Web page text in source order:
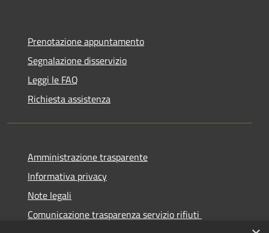
Prenotazione appuntamento
Segnalazione disservizio
Leggi le FAQ
Richiesta assistenza
Amministrazione trasparente
Informativa privacy
Note legali
Comunicazione trasparenza servizio rifiuti